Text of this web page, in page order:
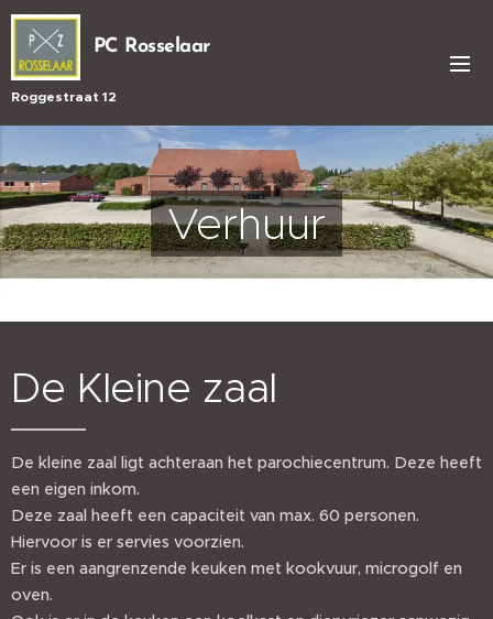
PC Rosselaar
Roggestraat 12
Verhuur
De Kleine zaal
De kleine zaal ligt achteraan het parochiecentrum. Deze heeft
een eigen inkom.
Deze zaal heeft een capaciteit van max. 60 personen.
Hiervoor is er servies voorzien.
Er is een aangrenzende keuken met kookvuur, microgolf en
oven.